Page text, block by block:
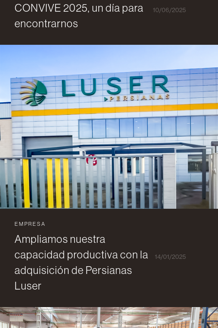
CONVIVE 2025, un día para
encontrarnos
10/06/2025
EMPRESA
Ampliamos nuestra
capacidad productiva con la
adquisición de Persianas
Luser
14/01/2025